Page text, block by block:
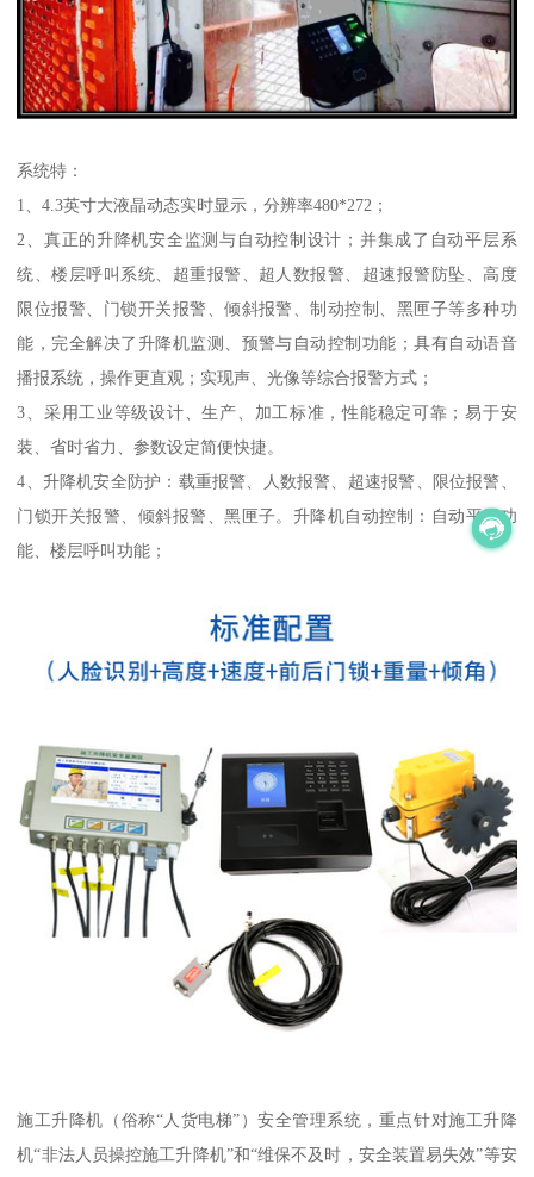
系统特：
1、4.3英寸大液晶动态实时显示，分辨率480*272；
2、真正的升降机安全监测与自动控制设计；并集成了自动平层系
统、楼层呼叫系统、超重报警、超人数报警、超速报警防坠、高度
限位报警、门锁开关报警、倾斜报警、制动控制、黑匣子等多种功
能，完全解决了升降机监测、预警与自动控制功能；具有自动语音
播报系统，操作更直观；实现声、光像等综合报警方式；
3、采用工业等级设计、生产、加工标准，性能稳定可靠；易于安
装、省时省力、参数设定简便快捷。
4、升降机安全防护：载重报警、人数报警、超速报警、限位报警、
门锁开关报警、倾斜报警、黑匣子。升降机自动控制：自动平层功
能、楼层呼叫功能；
施工升降机（俗称“人货电梯”）安全管理系统，重点针对施工升降
机“非法人员操控施工升降机”和“维保不及时，安全装置易失效”等安